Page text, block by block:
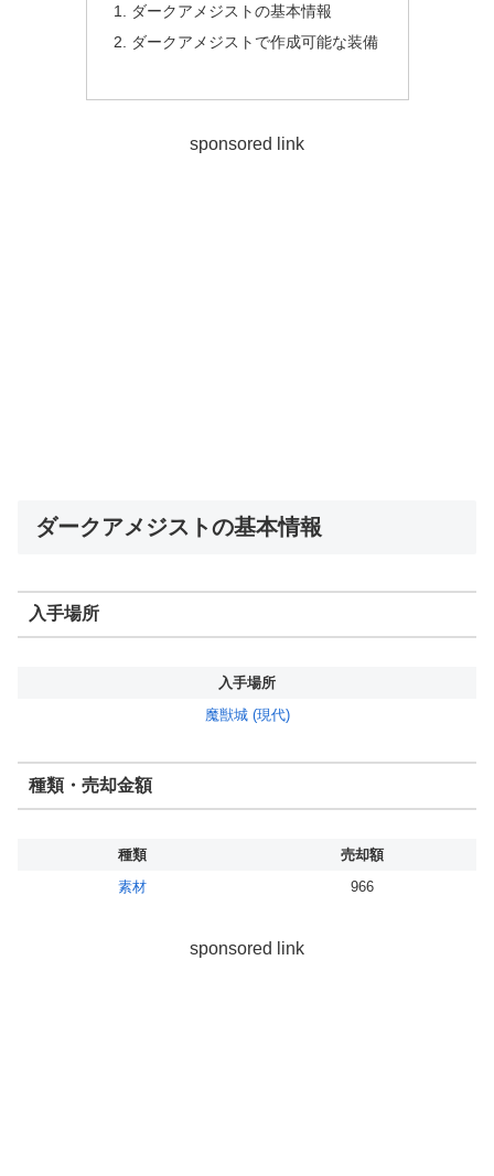
ダークアメジストの基本情報
ダークアメジストで作成可能な装備
sponsored link
ダークアメジストの基本情報
入手場所
入手場所
魔獣城 (現代)
種類・売却金額
種類
売却額
素材
966
sponsored link